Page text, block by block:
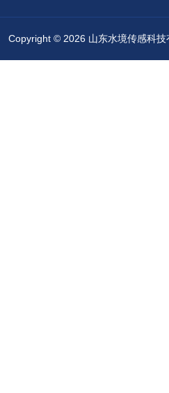
Copyright © 2026 山东水境传感科